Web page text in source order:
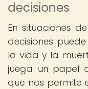
decisiones
En situaciones
decisiones
la vida y la
juega un papel
que nos permite